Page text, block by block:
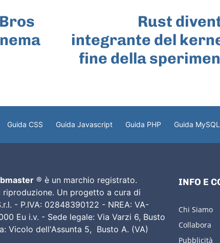
Rust
integrante del
fine della
Guida CSS Guida Javascript Guida PHP Guida MySQL
® è un marchio registrato.
Un progetto a cura di
- P.IVA: 02848390122 - NREA: VA-
Eu i.v. - Sede legale: Via Varzi 6, Busto
Vicolo dell'Assunta 5, Busto A. (VA)
INFO E
Chi Siamo
Collabora
Pubblicità